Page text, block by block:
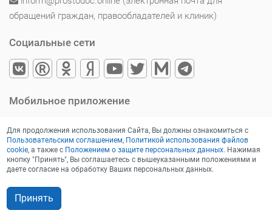
обращений граждан, правообладателей и клиник)
Социальные сети
Мобильное приложение
Для продолжения использования Сайта, Вы должны ознакомиться с
Пользовательским соглашением, Политикой использования файлов
cookie, а также с Положением о защите персональных данных. Нажимая
кнопку "Принять", Вы соглашаетесь с вышеуказанными положениями и
даете согласие на обработку Ваших персональных данных.
Принять